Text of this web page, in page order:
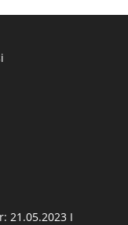
21.05.2023 I